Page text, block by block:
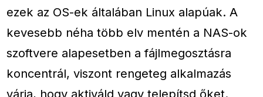
ezek az OS-ek általában Linux alapúak. A
kevesebb néha több elv mentén a NAS-ok
szoftvere alapesetben a fájlmegosztásra
koncentrál, viszont rengeteg alkalmazás
várja, hogy aktiváld vagy telepítsd őket.